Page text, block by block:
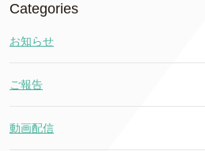
Categories
お知らせ
ご報告
動画配信